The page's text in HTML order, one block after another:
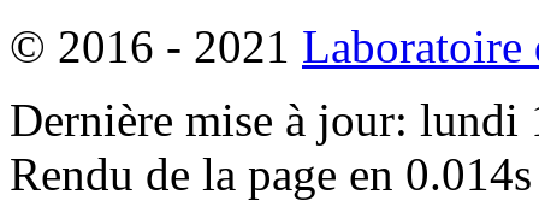
© 2016 - 2021 Laboratoire
Dernière mise à jour:
Rendu de la page en 0.014s